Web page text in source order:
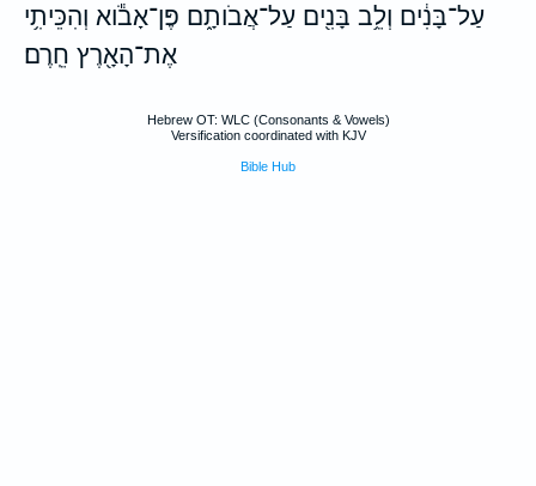
עַל־בָּנִ֔ים וְלֵ֥ב בָּנִ֖ים עַל־אֲבֹותָ֑ם פֶּן־אָבֹ֕וא וְהִכֵּיתִ֥י
אֶת־הָאָ֖רֶץ חֵֽרֶם׃
Hebrew OT: WLC (Consonants & Vowels)
Versification coordinated with KJV
Bible Hub